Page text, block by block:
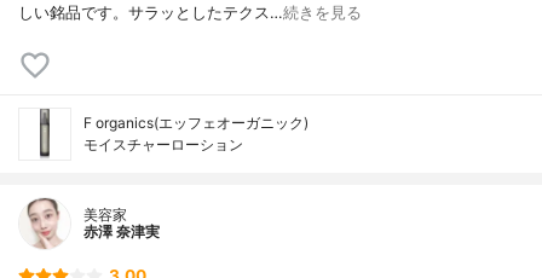
しい銘品です。サラッとしたテクス…続きを見る
F organics(エッフェオーガニック)
モイスチャーローション
美容家
赤澤 奈津実